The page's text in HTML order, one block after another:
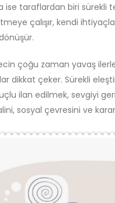
ise taraflardan biri
çalışır, kendi
çoğu zaman yavaş
dikkat çeker. Sürekli
ilan edilmek, sevgiyi
sosyal çevresini ve